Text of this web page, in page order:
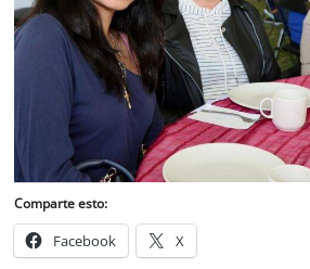
Comparte esto:
Facebook X